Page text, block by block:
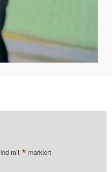
mit * markiert